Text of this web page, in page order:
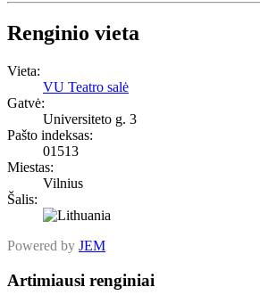
Renginio vieta
Vieta:
VU Teatro salė
Gatvė:
Universiteto g. 3
Pašto indeksas:
01513
Miestas:
Vilnius
Šalis:
Powered by JEM
Artimiausi renginiai